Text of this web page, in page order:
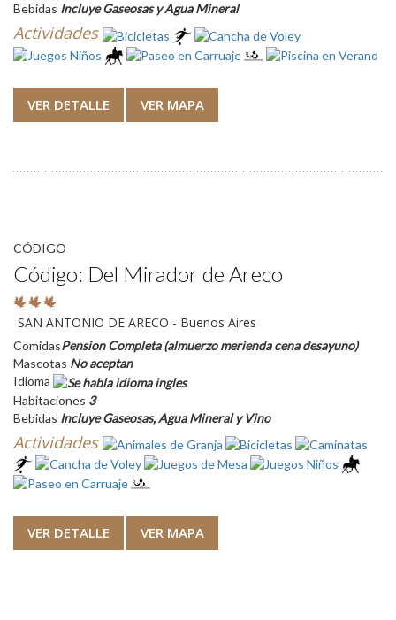
Bebidas Incluye Gaseosas y Agua Mineral
Actividades
VER DETALLE VER MAPA
CÓDIGO
Código: Del Mirador de Areco
SAN ANTONIO DE ARECO - Buenos Aires
ComidasPension Completa (almuerzo merienda cena desayuno)
Mascotas No aceptan
Idioma
Habitaciones 3
Bebidas Incluye Gaseosas, Agua Mineral y Vino
Actividades
VER DETALLE VER MAPA